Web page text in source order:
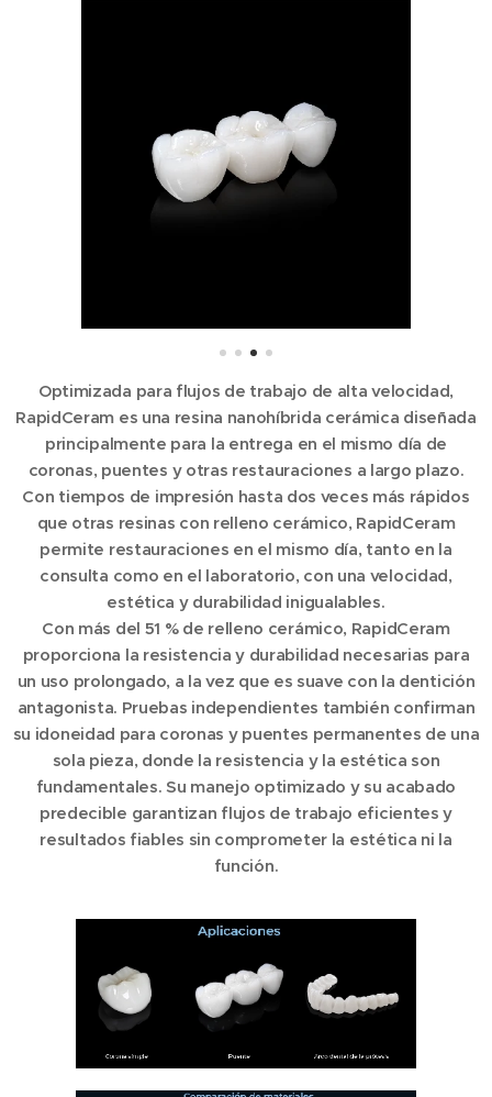
Optimizada para flujos de trabajo de alta velocidad,
RapidCeram es una resina nanohíbrida cerámica diseñada
principalmente para la entrega en el mismo día de
coronas, puentes y otras restauraciones a largo plazo.
Con tiempos de impresión hasta dos veces más rápidos
que otras resinas con relleno cerámico, RapidCeram
permite restauraciones en el mismo día, tanto en la
consulta como en el laboratorio, con una velocidad,
estética y durabilidad inigualables.
Con más del 51 % de relleno cerámico, RapidCeram
proporciona la resistencia y durabilidad necesarias para
un uso prolongado, a la vez que es suave con la dentición
antagonista. Pruebas independientes también confirman
su idoneidad para coronas y puentes permanentes de una
sola pieza, donde la resistencia y la estética son
fundamentales. Su manejo optimizado y su acabado
predecible garantizan flujos de trabajo eficientes y
resultados fiables sin comprometer la estética ni la
función.